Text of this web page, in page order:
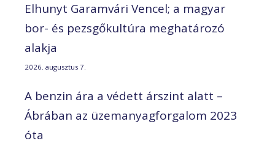
Elhunyt Garamvári Vencel; a magyar
bor- és pezsgőkultúra meghatározó
alakja
2026. augusztus 7.
A benzin ára a védett árszint alatt –
Ábrában az üzemanyagforgalom 2023
óta